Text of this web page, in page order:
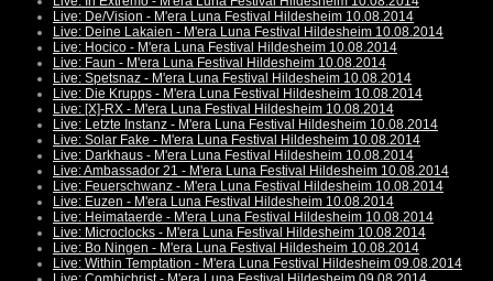
Live: De/Vision - M'era Luna Festival Hildesheim 10.08.2014
Live: Deine Lakaien - M'era Luna Festival Hildesheim 10.08.2014
Live: Hocico - M'era Luna Festival Hildesheim 10.08.2014
Live: Faun - M'era Luna Festival Hildesheim 10.08.2014
Live: Spetsnaz - M'era Luna Festival Hildesheim 10.08.2014
Live: Die Krupps - M'era Luna Festival Hildesheim 10.08.2014
Live: [X]-RX - M'era Luna Festival Hildesheim 10.08.2014
Live: Letzte Instanz - M'era Luna Festival Hildesheim 10.08.2014
Live: Solar Fake - M'era Luna Festival Hildesheim 10.08.2014
Live: Darkhaus - M'era Luna Festival Hildesheim 10.08.2014
Live: Ambassador 21 - M'era Luna Festival Hildesheim 10.08.2014
Live: Feuerschwanz - M'era Luna Festival Hildesheim 10.08.2014
Live: Euzen - M'era Luna Festival Hildesheim 10.08.2014
Live: Heimataerde - M'era Luna Festival Hildesheim 10.08.2014
Live: Microclocks - M'era Luna Festival Hildesheim 10.08.2014
Live: Bo Ningen - M'era Luna Festival Hildesheim 10.08.2014
Live: Within Temptation - M'era Luna Festival Hildesheim 09.08.2014